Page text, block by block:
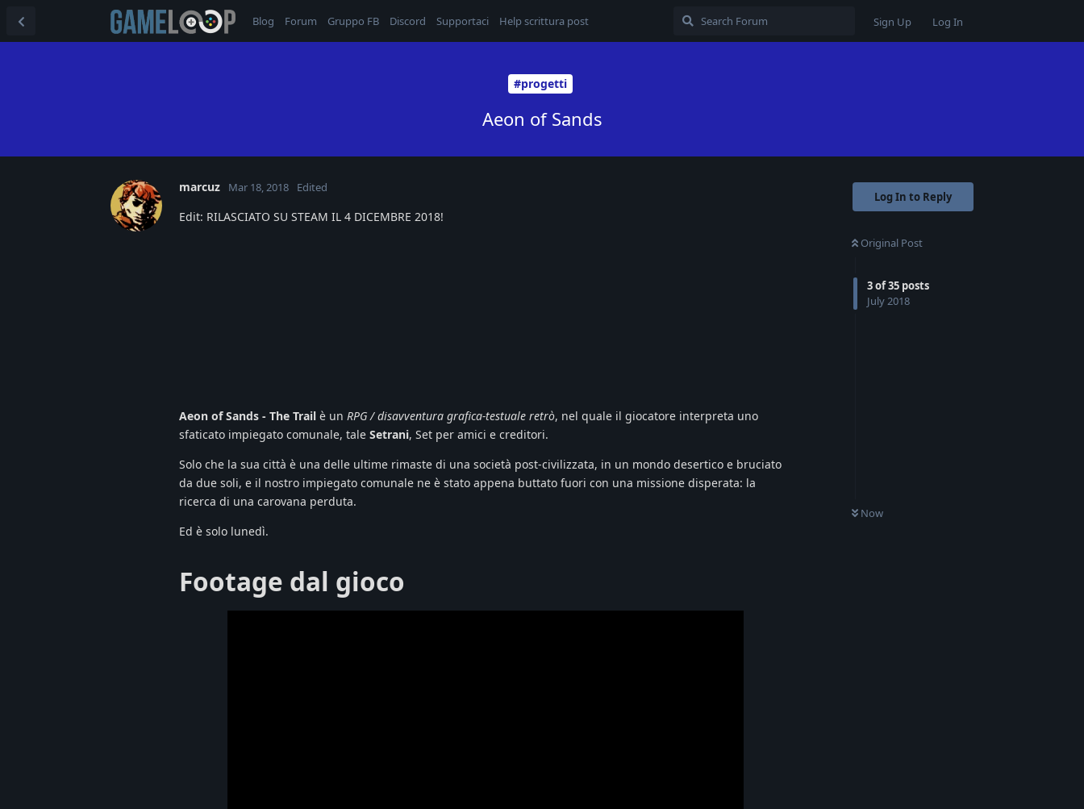
Blog Forum Gruppo FB Discord Supportaci Help scrittura post Sign Up Log In
#progetti
Aeon of Sands
Log In to Reply
Original Post
3of35 posts
July 2018
Now
marcuz Mar 18, 2018 Edited
Edit: RILASCIATO SU STEAM IL 4 DICEMBRE 2018!
Aeon of Sands - The Trail è un RPG / disavventura grafica-testuale retrò, nel quale il giocatore interpreta uno
sfaticato impiegato comunale, tale Setrani, Set per amici e creditori.
Solo che la sua città è una delle ultime rimaste di una società post-civilizzata, in un mondo desertico e bruciato
da due soli, e il nostro impiegato comunale ne è stato appena buttato fuori con una missione disperata: la
ricerca di una carovana perduta.
Ed è solo lunedì.
Footage dal gioco